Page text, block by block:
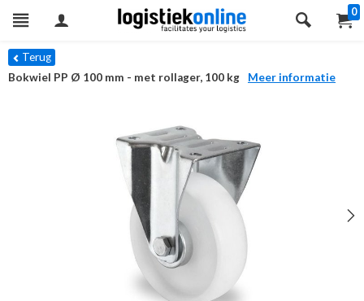
0
Terug
Bokwiel PP Ø 100 mm - met rollager, 100 kg
Meer informatie